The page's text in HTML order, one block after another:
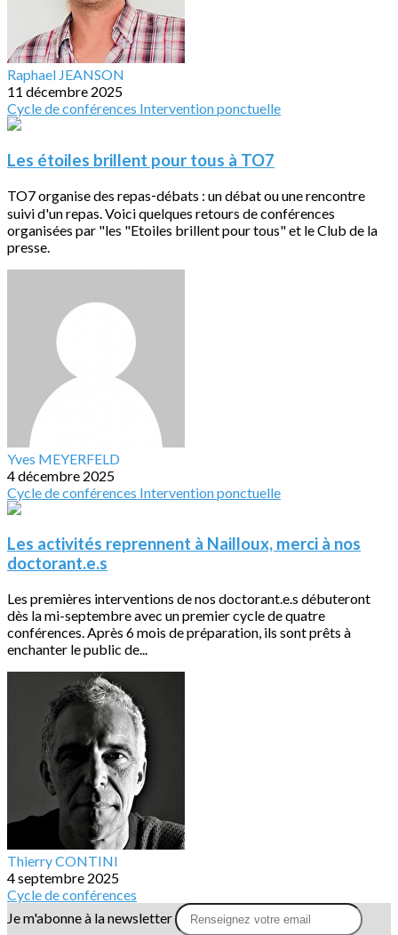
Raphael JEANSON
11 décembre 2025
Cycle de conférences Intervention ponctuelle
Les étoiles brillent pour tous à TO7
TO7 organise des repas‐débats : un débat ou une rencontre
suivi d'un repas. Voici quelques retours de conférences
organisées par "les "Etoiles brillent pour tous" et le Club de la
presse.
Yves MEYERFELD
4 décembre 2025
Cycle de conférences Intervention ponctuelle
Les activités reprennent à Nailloux, merci à nos
doctorant.e.s
Les premières interventions de nos doctorant.e.s débuteront
dès la mi-septembre avec un premier cycle de quatre
conférences. Après 6 mois de préparation, ils sont prêts à
enchanter le public de...
Thierry CONTINI
4 septembre 2025
Cycle de conférences
Je m'abonne à la newsletter